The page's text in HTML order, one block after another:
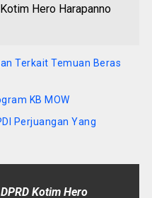
Hero Harapanno
Terkait Temuan Beras
KB MOW
Perjuangan Yang
Kotim Hero